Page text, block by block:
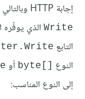
إجابة HTTP وبالتالي إنشاء ردّ على طلب العميل عن طريق التابع
Write الذي يوفّره
التابع
النوع
أو
إلى النوع المناسب: